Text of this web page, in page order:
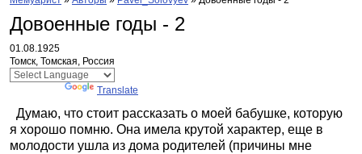
Довоенные годы - 2
01.08.1925
Томск, Томская, Россия
Translate
Думаю, что стоит рассказать о моей бабушке, которую
я хорошо помню. Она имела крутой характер, еще в
молодости ушла из дома родителей (причины мне